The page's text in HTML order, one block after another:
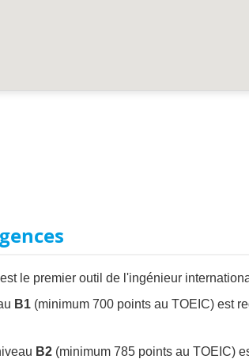
le premier outil de l'ingénieur
B1 (minimum 700 points au TOEIC) est
B2 (minimum 785 points au TOEIC)